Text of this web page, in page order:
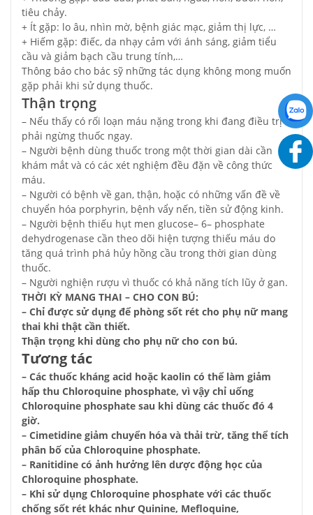
tiêu chảy.
+ Ít gặp: lo âu, nhìn mờ, bệnh giác mạc, giảm thị lực, …
+ Hiếm gặp: điếc, da nhạy cảm với ánh sáng, giảm tiểu
cầu và giảm bạch cầu trung tính,…
Thông báo cho bác sỹ những tác dụng không mong muốn
gặp phải khi sử dụng thuốc.
Thận trọng
– Nếu thấy có rối loạn máu nặng trong khi đang điều trị
phải ngừng thuốc ngay.
– Người bệnh dùng thuốc trong một thời gian dài cần
khám mắt và có các xét nghiệm đều đặn về công thức
máu.
– Người có bệnh về gan, thận, hoặc có những vấn đề về
chuyển hóa porphyrin, bệnh vẩy nến, tiền sử động kinh.
– Người bệnh thiếu hụt men glucose– 6– phosphate
dehydrogenase cần theo dõi hiện tượng thiếu máu do
tăng quá trình phá hủy hồng cầu trong thời gian dùng
thuốc.
– Người nghiện rượu vì thuốc có khả năng tích lũy ở gan.
THỜI KỲ MANG THAI – CHO CON BÚ:
– Chỉ được sử dụng để phòng sốt rét cho phụ nữ mang
thai khi thật cần thiết.
Thận trọng khi dùng cho phụ nữ cho con bú.
Tương tác
– Các thuốc kháng acid hoặc kaolin có thể làm giảm
hấp thu Chloroquine phosphate, vì vậy chỉ uống
Chloroquine phosphate sau khi dùng các thuốc đó 4
giờ.
– Cimetidine giảm chuyển hóa và thải trừ, tăng thể tích
phân bố của Chloroquine phosphate.
– Ranitidine có ảnh hưởng lên dược động học của
Chloroquine phosphate.
– Khi sử dụng Chloroquine phosphate với các thuốc
chống sốt rét khác như Quinine, Mefloquine,